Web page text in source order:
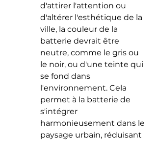
d'attirer l'attention ou
d'altérer l'esthétique de la
ville, la couleur de la
batterie devrait être
neutre, comme le gris ou
le noir, ou d'une teinte qui
se fond dans
l'environnement. Cela
permet à la batterie de
s'intégrer
harmonieusement dans le
paysage urbain, réduisant